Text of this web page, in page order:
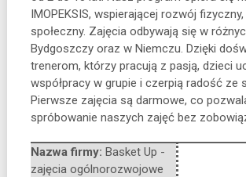
IMOPEKSIS, wspierającej rozwój
społeczny. Zajęcia odbywają się w
Bydgoszczy oraz w Niemczu. Dzięki
trenerom, którzy pracują z pasją, dzieci
współpracy w grupie i czerpią radość ze
Pierwsze zajęcia są darmowe, co
spróbowanie naszych zajęć bez
Nazwa firmy: Basket Up -
zajęcia ogólnorozwojowe